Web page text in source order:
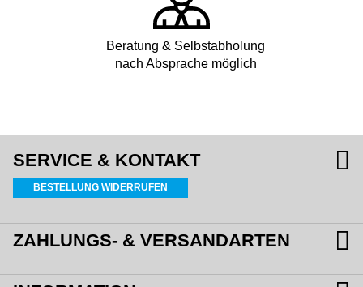
Beratung & Selbstabholung
nach Absprache möglich
SERVICE & KONTAKT
BESTELLUNG WIDERRUFEN
ZAHLUNGS- & VERSANDARTEN